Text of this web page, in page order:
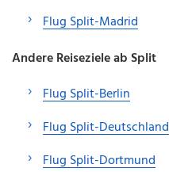
Flug Split-Madrid
Andere Reiseziele ab Split
Flug Split-Berlin
Flug Split-Deutschland
Flug Split-Dortmund